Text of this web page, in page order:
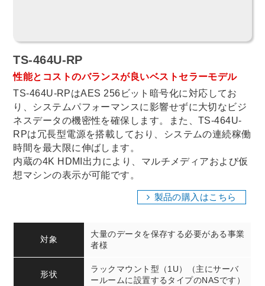
TS-464U-RP
性能とコストのバランスが良いベストセラーモデル
TS-464U-RPはAES 256ビット暗号化に対応してお
り、システムパフォーマンスに影響せずに大切なビジ
ネスデータの機密性を確保します。また、TS-464U-
RPは冗長型電源を搭載しており、システムの連続稼働
時間を最大限に伸ばします。
内蔵の4K HDMI出力により、マルチメディアおよび仮
想マシンの表示が可能です。
製品の購入はこちら
対象
大量のデータを保存する必要がある事業
者様
形状
ラックマウント型（1U）（主にサーバ
ールームに設置するタイプのNASです）